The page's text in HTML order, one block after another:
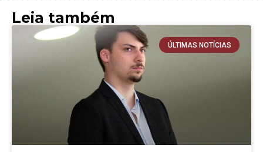
Leia também
ÚLTIMAS NOTÍCIAS